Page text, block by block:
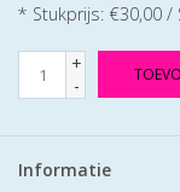
* Stukprijs: €30,00 /
+
-
Informatie